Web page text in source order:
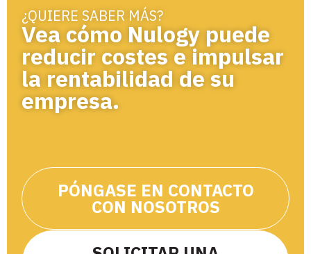
¿QUIERE SABER MÁS?
Vea cómo Nulogy puede
reducir costes e impulsar
la rentabilidad de su
empresa.
PÓNGASE EN CONTACTO
CON NOSOTROS